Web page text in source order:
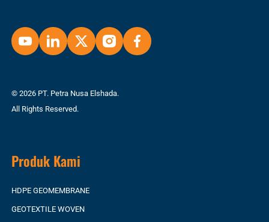
© 2026 PT. Petra Nusa Elshada.
All Rights Reserved.
Produk Kami
HDPE GEOMEMBRANE
GEOTEXTILE WOVEN